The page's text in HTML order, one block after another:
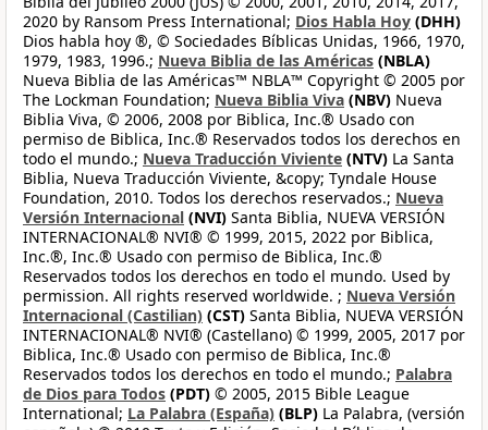
2020 by Ransom Press International; Dios Habla Hoy (DHH)
Dios habla hoy ®, © Sociedades Bíblicas Unidas, 1966, 1970,
1979, 1983, 1996.; Nueva Biblia de las Américas (NBLA)
Nueva Biblia de las Américas™ NBLA™ Copyright © 2005 por
The Lockman Foundation; Nueva Biblia Viva (NBV) Nueva
Biblia Viva, © 2006, 2008 por Biblica, Inc.® Usado con
permiso de Biblica, Inc.® Reservados todos los derechos en
todo el mundo.; Nueva Traducción Viviente (NTV) La Santa
Biblia, Nueva Traducción Viviente, &copy; Tyndale House
Foundation, 2010. Todos los derechos reservados.; Nueva
Versión Internacional (NVI) Santa Biblia, NUEVA VERSIÓN
INTERNACIONAL® NVI® © 1999, 2015, 2022 por Biblica,
Inc.®, Inc.® Usado con permiso de Biblica, Inc.®
Reservados todos los derechos en todo el mundo. Used by
permission. All rights reserved worldwide. ; Nueva Versión
Internacional (Castilian) (CST) Santa Biblia, NUEVA VERSIÓN
INTERNACIONAL® NVI® (Castellano) © 1999, 2005, 2017 por
Biblica, Inc.® Usado con permiso de Biblica, Inc.®
Reservados todos los derechos en todo el mundo.; Palabra
de Dios para Todos (PDT) © 2005, 2015 Bible League
International; La Palabra (España) (BLP) La Palabra, (versión